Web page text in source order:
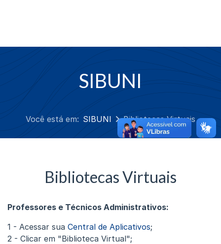
SIBUNI
Você está em: SIBUNI Bibliotecas Virtuais
Bibliotecas Virtuais
Professores e Técnicos Administrativos:
1 - Acessar sua Central de Aplicativos;
2 - Clicar em "Biblioteca Virtual";